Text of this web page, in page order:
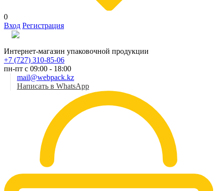
0
Вход Регистрация
Интернет-магазин упаковочной продукции
+7 (727) 310-85-06
пн-пт с 09:00 - 18:00
mail@webpack.kz
Написать в WhatsApp